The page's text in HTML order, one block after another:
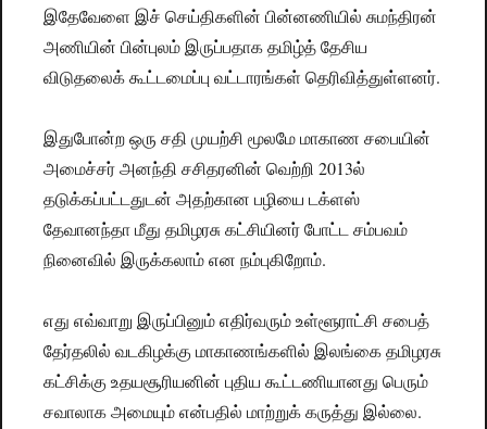
இதேவேளை இச் செய்திகளின் பின்னணியில் சுமந்திரன்
அணியின் பின்புலம் இருப்பதாக தமிழ்த் தேசிய
விடுதலைக் கூட்டமைப்பு வட்டாரங்கள் தெரிவித்துள்ளனர்.
இதுபோன்ற ஒரு சதி முயற்சி மூலமே மாகாண சபையின்
அமைச்சர் அனந்தி சசிதரனின் வெற்றி 2013ல்
தடுக்கப்பட்டதுடன் அதற்கான பழியை டக்ளஸ்
தேவானந்தா மீது தமிழரசு கட்சியினர் போட்ட சம்பவம்
நினைவில் இருக்கலாம் என நம்புகிறோம்.
எது எவ்வாறு இருப்பினும் எதிர்வரும் உள்ளூராட்சி சபைத்
தேர்தலில் வடகிழக்கு மாகாணங்களில் இலங்கை தமிழரசு
கட்சிக்கு உதயசூரியனின் புதிய கூட்டணியானது பெரும்
சவாலாக அமையும் என்பதில் மாற்றுக் கருத்து இல்லை.